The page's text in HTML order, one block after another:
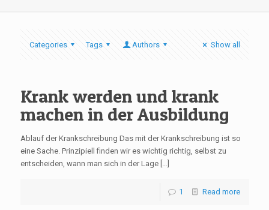
Categories Tags Authors Show all
Krank werden und krank
machen in der Ausbildung
Ablauf der Krankschreibung Das mit der Krankschreibung ist so
eine Sache. Prinzipiell finden wir es wichtig richtig, selbst zu
entscheiden, wann man sich in der Lage[…]
1 Read more